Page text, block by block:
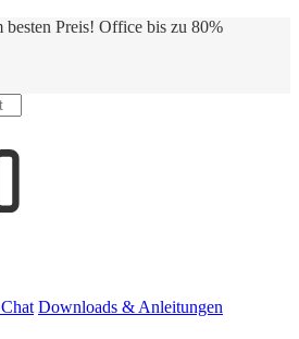
Preis! Office bis zu 80%
Downloads & Anleitungen